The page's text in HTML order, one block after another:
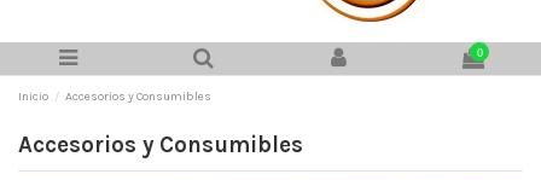
0
Inicio Accesorios y Consumibles
Accesorios y Consumibles